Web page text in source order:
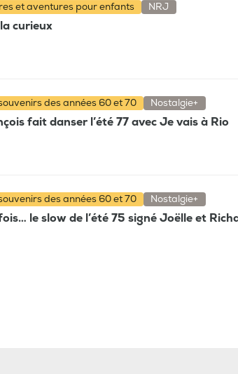
et aventures pour enfants NRJ
curieux
des années 60 et 70 Nostalgie+
fait danser l’été 77 avec Je vais à Rio
des années 60 et 70 Nostalgie+
le slow de l’été 75 signé Joëlle et